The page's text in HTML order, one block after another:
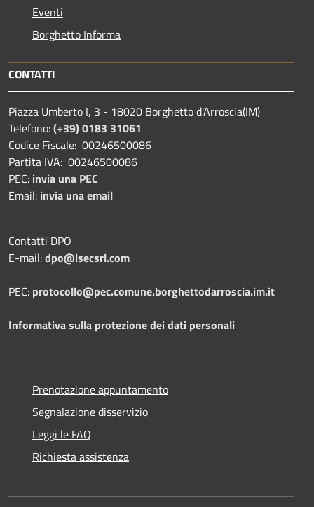
Eventi
Borghetto Informa
CONTATTI
Piazza Umberto I, 3 - 18020 Borghetto d'Arroscia(IM)
Telefono:(+39) 0183 31061
Codice Fiscale: 00246500086
Partita IVA: 00246500086
PEC: invia una PEC
Email: invia una email
Contatti DPO
E-mail:dpo@isecsrl.com
PEC: protocollo@pec.comune.borghettodarroscia.im.it
Informativa sulla protezione dei dati personali
Prenotazione appuntamento
Segnalazione disservizio
Leggi le FAQ
Richiesta assistenza